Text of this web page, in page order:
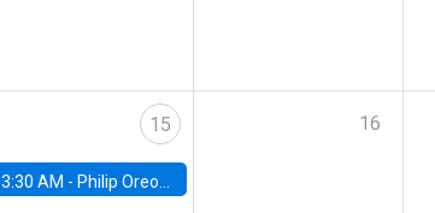
15
3:30 AM - Philip Oreopolous, University of Toronto
16